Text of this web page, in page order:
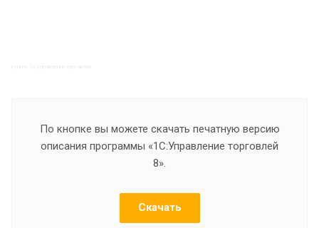
По кнопке вы можете скачать печатную версию
описания программы «1C:Управление торговлей
8».
Скачать